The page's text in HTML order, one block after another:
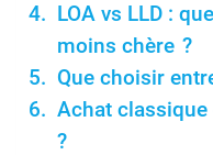
LOA vs LLD :
moins chère ?
Que choisir
Achat classique
?